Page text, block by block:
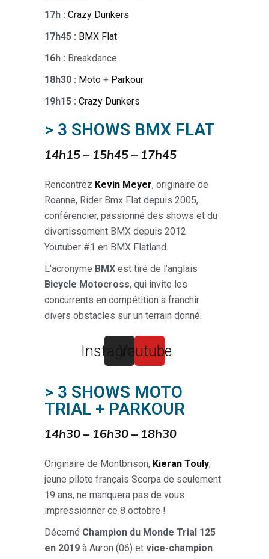
17h : Crazy Dunkers
17h45 : BMX Flat
16h : Breakdance
18h30 : Moto + Parkour
19h15 : Crazy Dunkers
> 3 SHOWS BMX FLAT
14h15 – 15h45 – 17h45
Rencontrez Kevin Meyer, originaire de
Roanne, Rider Bmx Flat depuis 2005,
conférencier, passionné des shows et du
divertissement BMX depuis 2012.
Youtuber #1 en BMX Flatland.
L’acronyme BMX est tiré de l’anglais
Bicycle Motocross, qui invite les
concurrents en compétition à franchir
divers obstacles sur un terrain donné.
InstagramYoutube
> 3 SHOWS MOTO
TRIAL + PARKOUR
14h30 – 16h30 – 18h30
Originaire de Montbrison, Kieran Touly,
jeune pilote français Scorpa de seulement
19 ans, ne manquera pas de vous
impressionner ce 8 octobre !
Décerné Champion du Monde Trial 125
en 2019 à Auron (06) et vice-champion